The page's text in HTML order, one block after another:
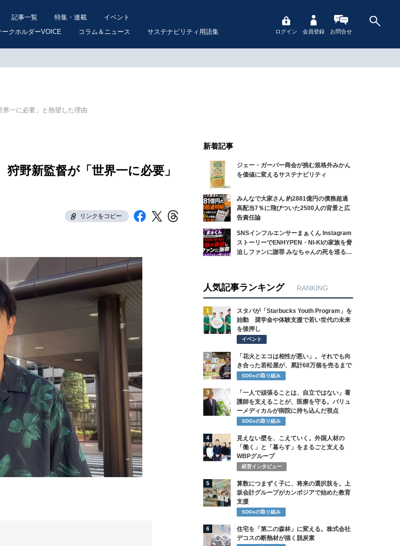
記事一覧 特集・連載
イベント
ークホルダーVOICE コラム＆ニュース サステナビリティ用語集 ログイン 会員登録 お問合せ
一に必要」と熱望した理由
野新監督が「世界一に必要」
リンクをコピー
新着記事
ジェー・ガーバー商会が挑む規格外みかん
を価値に変えるサステナビリティ
みんなで大家さん 約2881億円の債務超過
高配当7％に飛びついた2500人の背景と広
告責任論
SNSインフルエンサーまぁくん Instagram
ストーリーでENHYPEN・NI-KIの家族を脅
迫しファンに謝罪 みなちゃんの死を巡る混
人気記事ランキング RANKING
1
スタバが「Starbucks Youth Program」を
始動 奨学金や体験支援で若い世代の未来
を後押し
イベント
2
「花火とエコは相性が悪い」。それでも向
き合った若松屋が、累計68万個を売るまで
SDGsの取り組み
3
「一人で頑張ることは、自立ではない」看
護師を支えることが、医療を守る。バリュ
ーメディカルが病院に持ち込んだ視点
SDGsの取り組み
4
見えない壁を、こえていく。外国人材の
「働く」と「暮らす」をまるごと支える
WBPグループ
経営インタビュー
5
算数につまずく子に、将来の選択肢を。上
坂会計グループがカンボジアで始めた教育
支援
SDGsの取り組み
6
住宅を「第二の森林」に変える。株式会社
デコスの断熱材が描く脱炭素